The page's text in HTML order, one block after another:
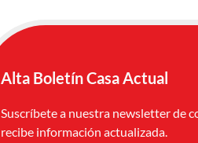
Alta Boletín Casa Actual
Suscríbete a nuestra newsletter de
recibe información actualizada.